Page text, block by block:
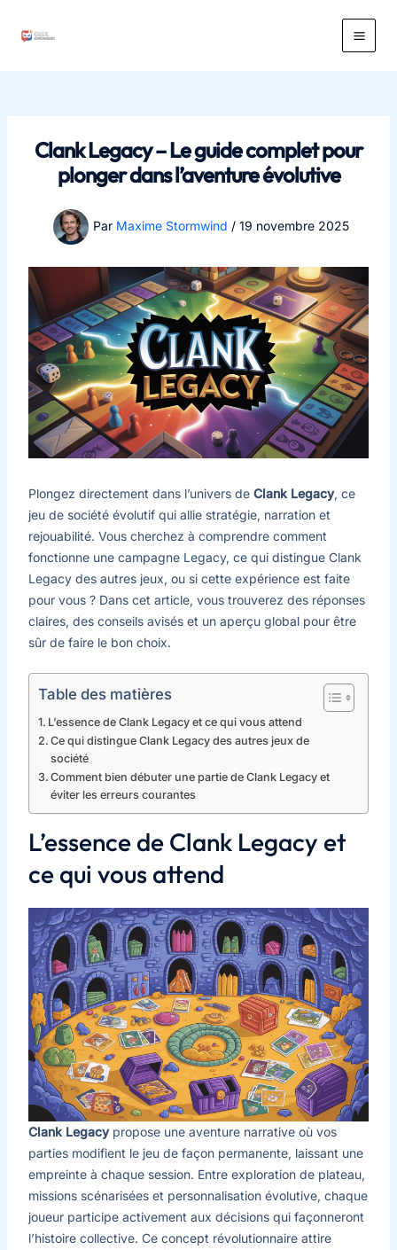
Main
Clank Legacy – Le guide complet pour
plonger dans l’aventure évolutive
Par Maxime Stormwind / 19 novembre 2025
Plongez directement dans l’univers de Clank Legacy, ce
jeu de société évolutif qui allie stratégie, narration et
rejouabilité. Vous cherchez à comprendre comment
fonctionne une campagne Legacy, ce qui distingue Clank
Legacy des autres jeux, ou si cette expérience est faite
pour vous ? Dans cet article, vous trouverez des réponses
claires, des conseils avisés et un aperçu global pour être
sûr de faire le bon choix.
Table des matières
L’essence de Clank Legacy et ce qui vous attend
Ce qui distingue Clank Legacy des autres jeux de
société
Comment bien débuter une partie de Clank Legacy et
éviter les erreurs courantes
L’essence de Clank Legacy et
ce qui vous attend
Clank Legacypropose une aventure narrative où vos
parties modifient le jeu de façon permanente, laissant une
empreinte à chaque session. Entre exploration de plateau,
missions scénarisées et personnalisation évolutive, chaque
joueur participe activement aux décisions qui façonneront
l’histoire collective. Ce concept révolutionnaire attire